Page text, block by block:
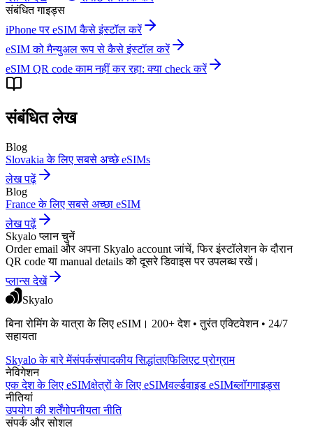
संबंधित गाइड्स
iPhone पर eSIM कैसे इंस्टॉल करें
eSIM को मैन्युअल रूप से कैसे इंस्टॉल करें
eSIM QR code काम नहीं कर रहा: क्या check करें
संबंधित लेख
Blog
Slovakia के लिए सबसे अच्छे eSIMs
लेख पढ़ें
Blog
France के लिए सबसे अच्छा eSIM
लेख पढ़ें
Skyalo प्लान चुनें
Order email और अपना Skyalo account जांचें, फिर इंस्टॉलेशन के दौरान
QR code या manual details को दूसरे डिवाइस पर उपलब्ध रखें।
प्लान्स देखें
Skyalo
बिना रोमिंग के यात्रा के लिए eSIM। 200+ देश • तुरंत एक्टिवेशन • 24/7
सहायता
Skyalo के बारे मेंसंपर्कसंपादकीय सिद्धांतएफिलिएट प्रोग्राम
नेविगेशन
एक देश के लिए eSIMक्षेत्रों के लिए eSIMवर्ल्डवाइड eSIMब्लॉगगाइड्स
नीतियां
उपयोग की शर्तेंगोपनीयता नीति
संपर्क और सोशल